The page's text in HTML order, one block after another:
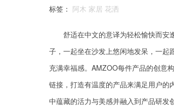
标签： 阿木 家居 花洒
舒适在中文的意译为轻松愉快而安
子，一起坐在沙发上悠闲地发呆，一
充满幸福感。AMZOO每件产品的创意
链接，打造有温度的产品来满足用户
中蕴藏的活力与美感并融入到产品研发